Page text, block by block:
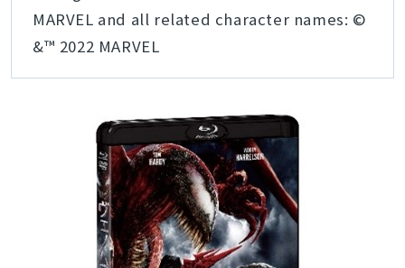
MARVEL and all related character names: ©
&™ 2022 MARVEL